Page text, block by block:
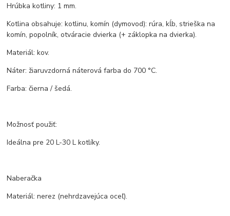
Hrúbka kotliny: 1 mm.
Kotlina obsahuje: kotlinu, komín (dymovod): rúra, kĺb, strieška na
komín, popolník, otváracie dvierka (+ záklopka na dvierka).
Materiál: kov.
Náter: žiaruvzdorná náterová farba do 700 °C.
Farba: čierna / šedá.
Možnosť použiť:
Ideálna pre 20 L-30 L kotlíky.
Naberačka
Materiál: nerez (nehrdzavejúca oceľ).